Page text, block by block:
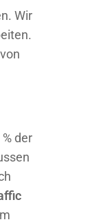
Wir
der